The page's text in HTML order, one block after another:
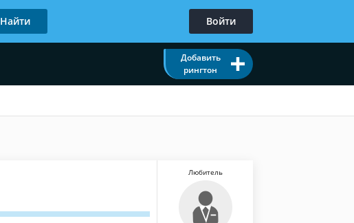
Войти
Добавить
рингтон
Любитель